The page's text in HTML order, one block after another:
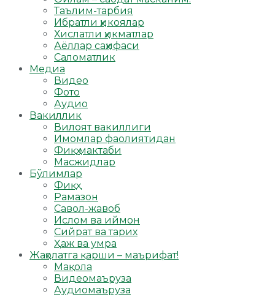
Таълим-тарбия
Ибратли ҳикоялар
Хислатли ҳикматлар
Аёллар саҳифаси
Саломатлик
Медиа
Видео
Фото
Аудио
Вакиллик
Вилоят вакиллиги
Имомлар фаолиятидан
Фиқҳ мактаби
Масжидлар
Бўлимлар
Фиқҳ
Рамазон
Савол-жавоб
Ислом ва иймон
Сийрат ва тарих
Ҳаж ва умра
Жаҳолатга қарши – маърифат!
Мақола
Видеомаъруза
Аудиомаъруза